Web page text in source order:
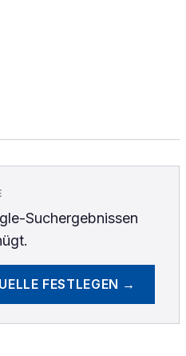
Suchergebnissen
FESTLEGEN →